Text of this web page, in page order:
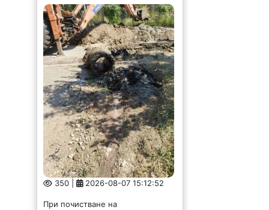
350 | 2026-08-07 15:12:52
При почистване на